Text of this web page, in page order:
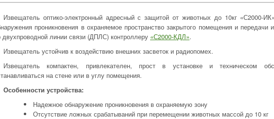
Извещатель оптико-электронный адресный с защитой от животных до 10кг «С2000-
проникновения в охраняемое пространство закрытого помещения и передачи
двухпроводной линии связи (ДПЛС) контроллеру «С2000-КДЛ».
Извещатель устойчив к воздействию внешних засветок и радиопомех.
Извещатель компактен, привлекателен, прост в установке и техническом
на стене или в углу помещения.
Особенности устройства:
Надежное обнаружение проникновения в охраняемую зону
Отсутствие ложных срабатываний при перемещении животных массой до 10 кг